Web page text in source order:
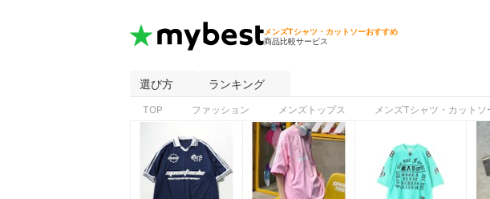
メンズTシャツ・カットソーおすすめ
商品比較サービス
選び方 ランキング
TOP ファッション メンズトップス メンズTシャツ・カットソ